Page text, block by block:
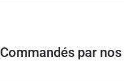
Commandés par